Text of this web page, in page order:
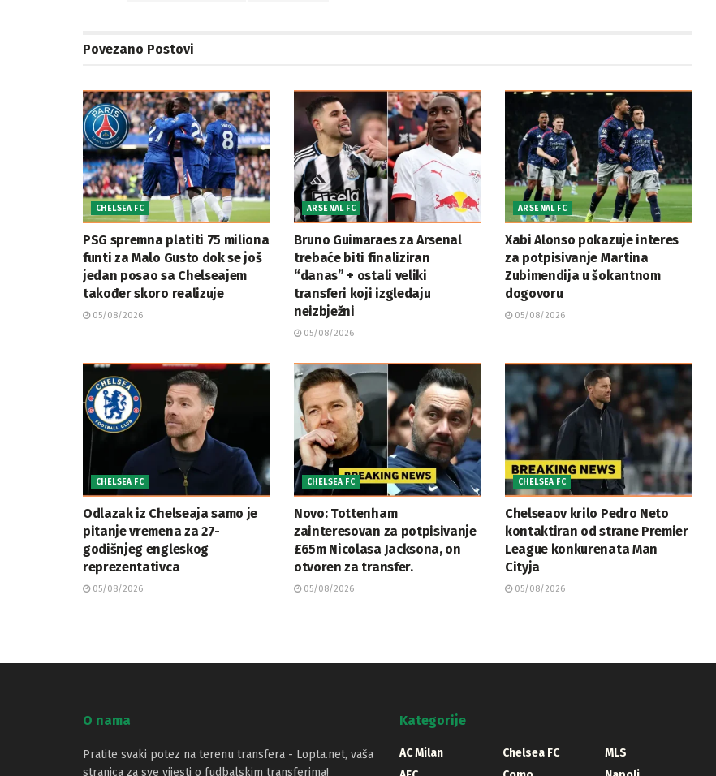
Povezano Postovi
CHELSEA FC
PSG spremna platiti 75 miliona
funti za Malo Gusto dok se još
jedan posao sa Chelseajem
također skoro realizuje
05/08/2026
ARSENAL FC
Bruno Guimaraes za Arsenal
trebaće biti finaliziran
“danas” + ostali veliki
transferi koji izgledaju
neizbježni
05/08/2026
ARSENAL FC
Xabi Alonso pokazuje interes
za potpisivanje Martina
Zubimendija u šokantnom
dogovoru
05/08/2026
CHELSEA FC
Odlazak iz Chelseaja samo je
pitanje vremena za 27-
godišnjeg engleskog
reprezentativca
05/08/2026
CHELSEA FC
Novo: Tottenham
zainteresovan za potpisivanje
£65m Nicolasa Jacksona, on
otvoren za transfer.
05/08/2026
CHELSEA FC
Chelseaov krilo Pedro Neto
kontaktiran od strane Premier
League konkurenata Man
Cityja
05/08/2026
O nama
Pratite svaki potez na terenu transfera - Lopta.net, vaša
stranica za sve vijesti o fudbalskim transferima!
Kategorije
AC Milan
Chelsea FC
MLS